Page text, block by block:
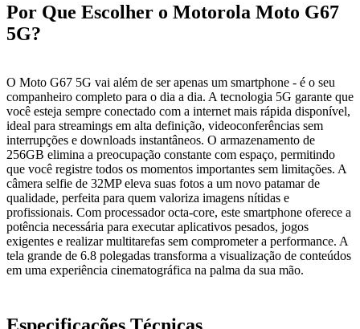
Por Que Escolher o Motorola Moto G67
5G?
O Moto G67 5G vai além de ser apenas um smartphone - é o seu
companheiro completo para o dia a dia. A tecnologia 5G garante que
você esteja sempre conectado com a internet mais rápida disponível,
ideal para streamings em alta definição, videoconferências sem
interrupções e downloads instantâneos. O armazenamento de
256GB elimina a preocupação constante com espaço, permitindo
que você registre todos os momentos importantes sem limitações. A
câmera selfie de 32MP eleva suas fotos a um novo patamar de
qualidade, perfeita para quem valoriza imagens nítidas e
profissionais. Com processador octa-core, este smartphone oferece a
potência necessária para executar aplicativos pesados, jogos
exigentes e realizar multitarefas sem comprometer a performance. A
tela grande de 6.8 polegadas transforma a visualização de conteúdos
em uma experiência cinematográfica na palma da sua mão.